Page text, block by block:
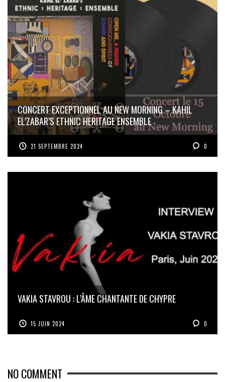
CONCERT EXCEPTIONNEL AU NEW MORNING – KAHIL
EL’ZABAR’S ETHNIC HERITAGE ENSEMBLE
21 SEPTEMBRE 2024 0
VAKIA STAVROU : L’ÂME CHANTANTE DE CHYPRE
15 JUIN 2024 0
NO COMMENT